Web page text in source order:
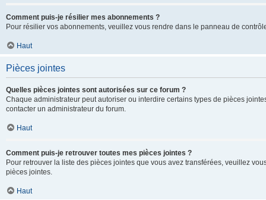
Comment puis-je résilier mes abonnements ?
Pour résilier vos abonnements, veuillez vous rendre dans le panneau de
Haut
Pièces jointes
Quelles pièces jointes sont autorisées sur ce forum ?
Chaque administrateur peut autoriser ou interdire certains types de pièces
contacter un administrateur du forum.
Haut
Comment puis-je retrouver toutes mes pièces jointes ?
Pour retrouver la liste des pièces jointes que vous avez transférées, veuillez
pièces jointes.
Haut